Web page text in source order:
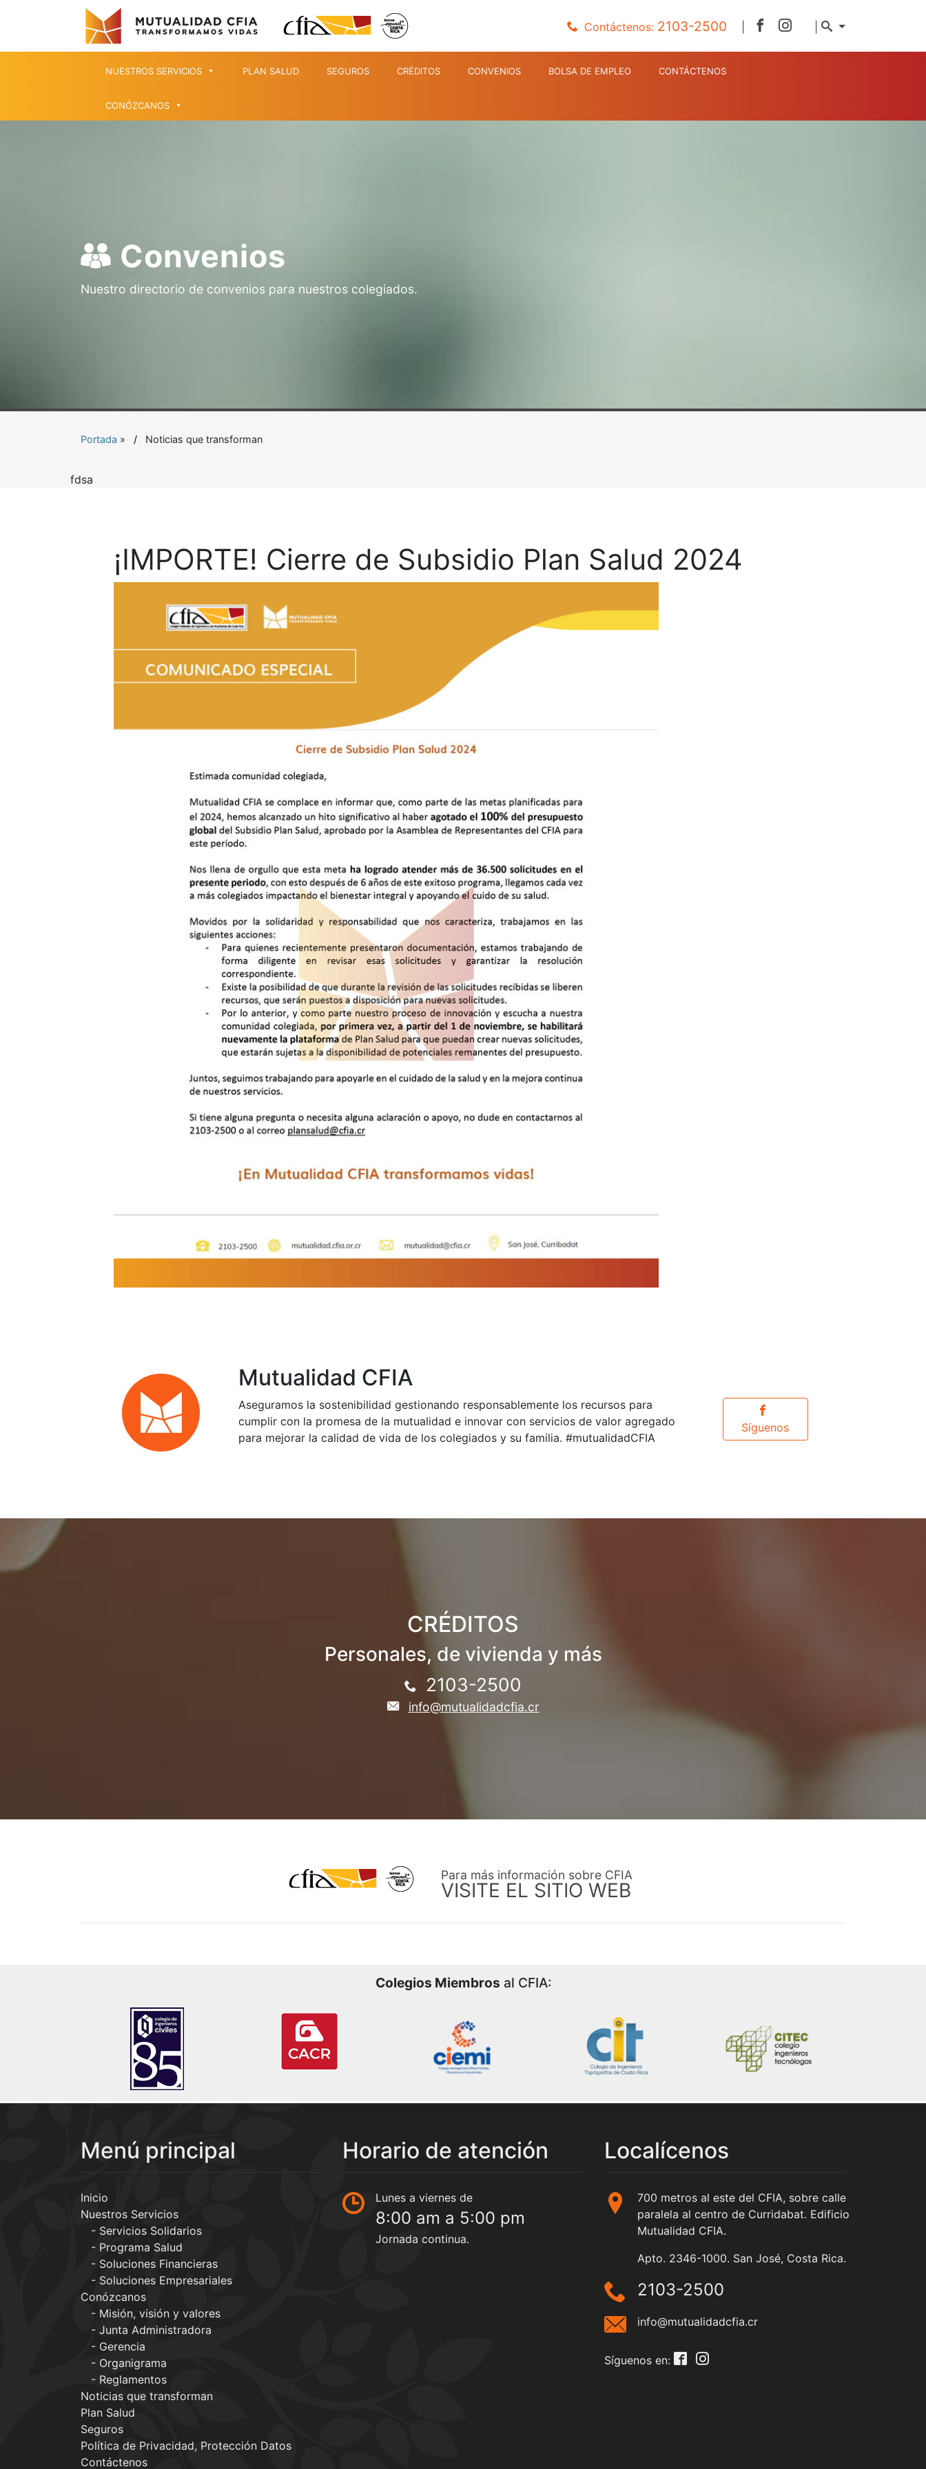
Contáctenos: 2103-2500 |
NUESTROS SERVICIOS PLAN SALUD SEGUROS CRÉDITOS CONVENIOS BOLSA DE EMPLEO CONTÁCTENOS
CONÓZCANOS
Convenios
Nuestro directorio de convenios para nuestros colegiados.
Portada » Noticias que transforman
fdsa
¡IMPORTE! Cierre de Subsidio Plan Salud 2024
Mutualidad CFIA
Aseguramos la sostenibilidad gestionando responsablemente los recursos para
cumplir con la promesa de la mutualidad e innovar con servicios de valor agregado
para mejorar la calidad de vida de los colegiados y su familia. #mutualidadCFIA
Síguenos
CRÉDITOS
Personales, de vivienda y más
2103-2500
info@mutualidadcfia.cr
Para más información sobre CFIA
VISITE EL SITIO WEB
Colegios Miembros al CFIA:
Menú principal
Inicio
Nuestros Servicios
Servicios Solidarios
Programa Salud
Soluciones Financieras
Soluciones Empresariales
Conózcanos
Misión, visión y valores
Junta Administradora
Gerencia
Organigrama
Reglamentos
Noticias que transforman
Plan Salud
Seguros
Política de Privacidad, Protección Datos
Contáctenos
Horario de atención
Lunes a viernes de
8:00 am a 5:00 pm
Jornada continua.
Localícenos
700 metros al este del CFIA, sobre calle
paralela al centro de Curridabat. Edificio
Mutualidad CFIA.
Apto. 2346-1000. San José, Costa Rica.
2103-2500
info@mutualidadcfia.cr
Síguenos en: